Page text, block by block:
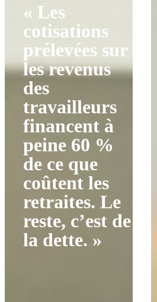
« Les
cotisations
prélevées sur
les revenus
des
travailleurs
financent à
peine 60 %
de ce que
coûtent les
retraites. Le
reste, c’est de
la dette. »